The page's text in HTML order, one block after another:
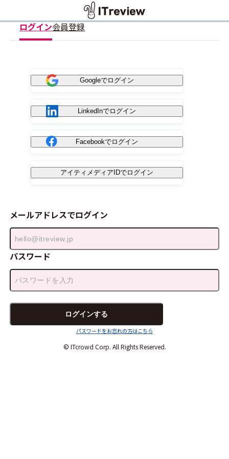
ログイン会員登録
Googleでログイン
LinkedInでログイン
Facebookでログイン
アイティメディアIDでログイン
メールアドレスでログイン
パスワード
パスワードをお忘れの方はこちら
© ITcrowd Corp. All Rights Reserved.